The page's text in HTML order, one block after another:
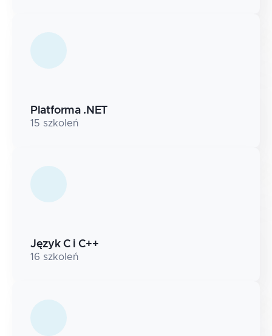
Platforma .NET
15 szkoleń
Język C i C++
16 szkoleń